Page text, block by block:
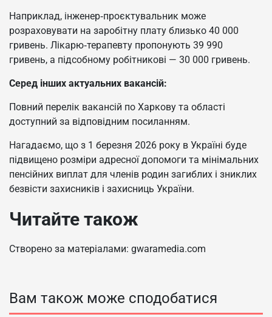
Наприклад, інженер‑проєктувальник може
розраховувати на заробітну плату близько 40 000
гривень. Лікарю‑терапевту пропонують 39 990
гривень, а підсобному робітникові — 30 000 гривень.
Серед інших актуальних вакансій:
Повний перелік вакансій по Харкову та області
доступний за відповідним посиланням.
Нагадаємо, що з 1 березня 2026 року в Україні буде
підвищено розміри адресної допомоги та мінімальних
пенсійних виплат для членів родин загиблих і зниклих
безвісти захисників і захисниць України.
Читайте також
Створено за матеріалами: gwaramedia.com
Вам також може сподобатися